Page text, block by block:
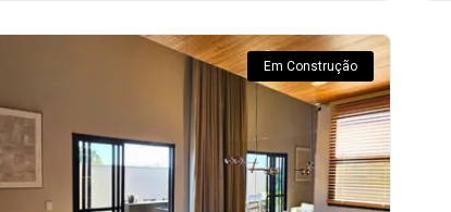
Em Construção